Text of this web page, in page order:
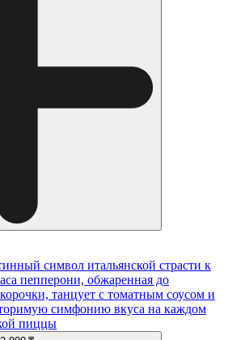
символ итальянской страсти к
пепперони, обжаренная до
танцует с томатным соусом и
симфонию вкуса на каждом
пиццы